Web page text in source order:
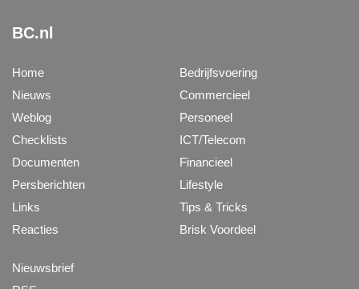
BC.nl
Home
Nieuws
Weblog
Checklists
Documenten
Persberichten
Links
Reacties
Bedrijfsvoering
Commercieel
Personeel
ICT/Telecom
Financieel
Lifestyle
Tips & Tricks
Brisk Voordeel
Nieuwsbrief